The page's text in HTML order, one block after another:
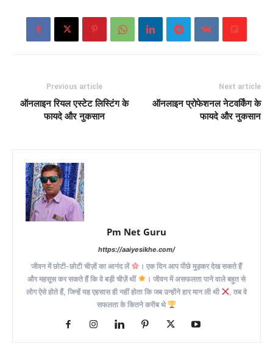
Previous article
ऑनलाइन रियल एस्टेट लिस्टिंग के
फायदे और नुकसान
Next article
ऑनलाइन प्रोफेशनल नेटवर्किंग के
फायदे और नुकसान
Pm Net Guru
https://aaiyesikhe.com/
जीवन में छोटी-छोटी चीज़ों का आनंद लें
। एक दिन आप पीछे मुड़कर देख सकते हैं
और महसूस कर सकते हैं कि वे बड़ी चीज़ें थीं
। जीवन में असफलता पाने वाले बहुत से
लोग ऐसे होते हैं, जिन्हें यह एहसास ही नहीं होता कि जब उन्होंने हार मान ली थी
, तब वे
सफलता के कितने करीब थे